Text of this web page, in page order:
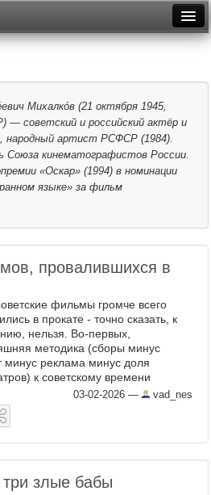
Неделя
Месяц
Рейтинги
Архив
Михалко́в (21 октября 1945,
— советский и российский актёр и
народный артист РСФСР (1984).
Союза кинематографистов России.
«Оскар» (1994) в номинации
языке» за фильм
провалившихся в
фильмы громче всего
в прокате - точно сказать, к
нельзя. Во-первых,
методика (сборы минус
минус реклама минус доля
к советскому времени
неприменима. Хотя бы
что практически нет информации о
03-02-2026 — vad_nes
злые бабы